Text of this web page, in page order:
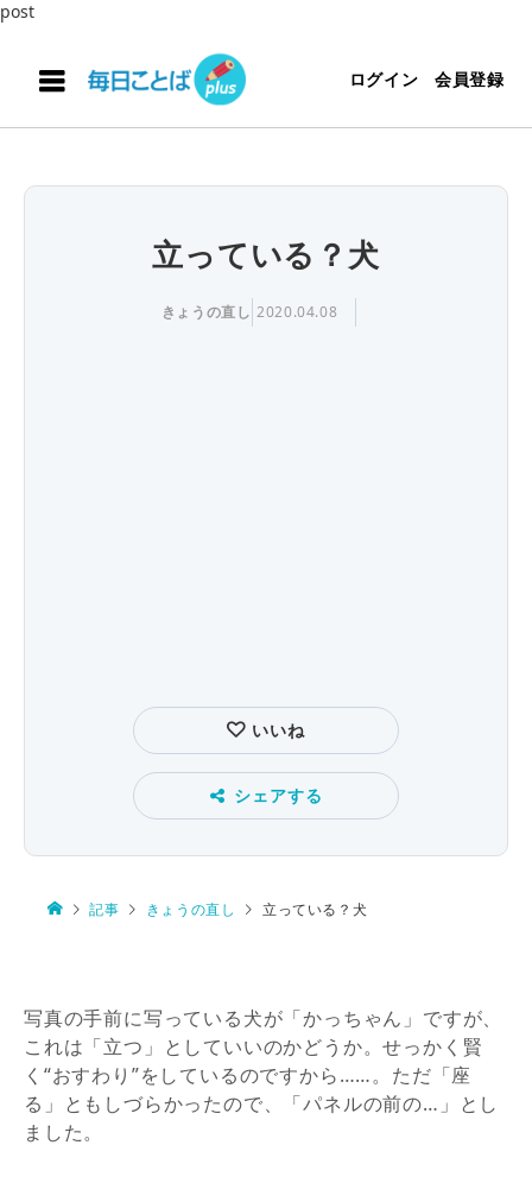
post
ログイン 会員登録
立っている？犬
きょうの直し 2020.04.08
いいね
シェアする
記事 きょうの直し 立っている？犬
写真の手前に写っている犬が「かっちゃん」ですが、
これは「立つ」としていいのかどうか。せっかく賢
く“おすわり”をしているのですから……。ただ「座
る」ともしづらかったので、「パネルの前の…」とし
ました。